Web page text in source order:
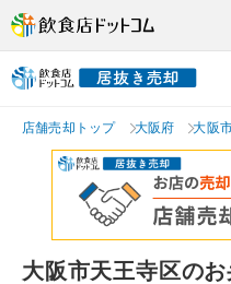
店舗売却トップ 大阪府 大阪
大阪市天王寺区の